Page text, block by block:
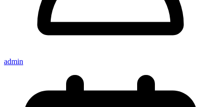
admin